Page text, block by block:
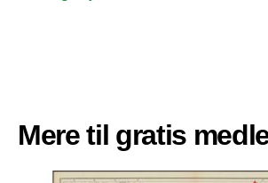
Mere til gratis